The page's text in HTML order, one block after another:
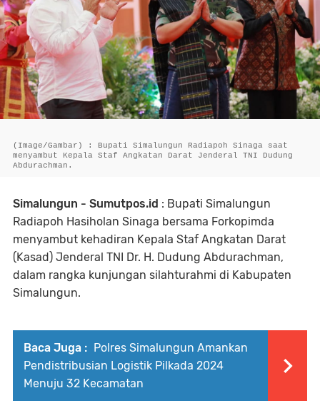
(Image/Gambar) : Bupati Simalungun Radiapoh Sinaga saat
menyambut Kepala Staf Angkatan Darat Jenderal TNI Dudung
Abdurachman.
Simalungun - Sumutpos.id : Bupati Simalungun
Radiapoh Hasiholan Sinaga bersama Forkopimda
menyambut kehadiran Kepala Staf Angkatan Darat
(Kasad) Jenderal TNI Dr. H. Dudung Abdurachman,
dalam rangka kunjungan silahturahmi di Kabupaten
Simalungun.
Baca Juga : Polres Simalungun Amankan
Pendistribusian Logistik Pilkada 2024
Menuju 32 Kecamatan